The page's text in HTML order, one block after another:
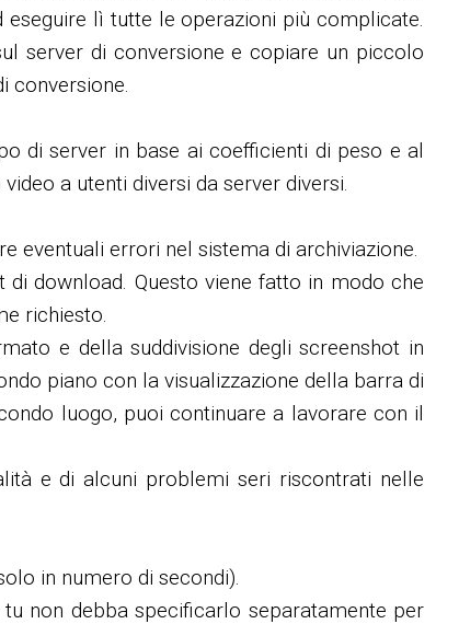
eseguire lì tutte le operazioni più complicate.
server di conversione e copiare un piccolo
conversione.
di server in base ai coefficienti di peso e al
a utenti diversi da server diversi.
eventuali errori nel sistema di archiviazione.
download. Questo viene fatto in modo che
richiesto.
e della suddivisione degli screenshot in
piano con la visualizzazione della barra di
luogo, puoi continuare a lavorare con il
e di alcuni problemi seri riscontrati nelle
in numero di secondi).
non debba specificarlo separatamente per